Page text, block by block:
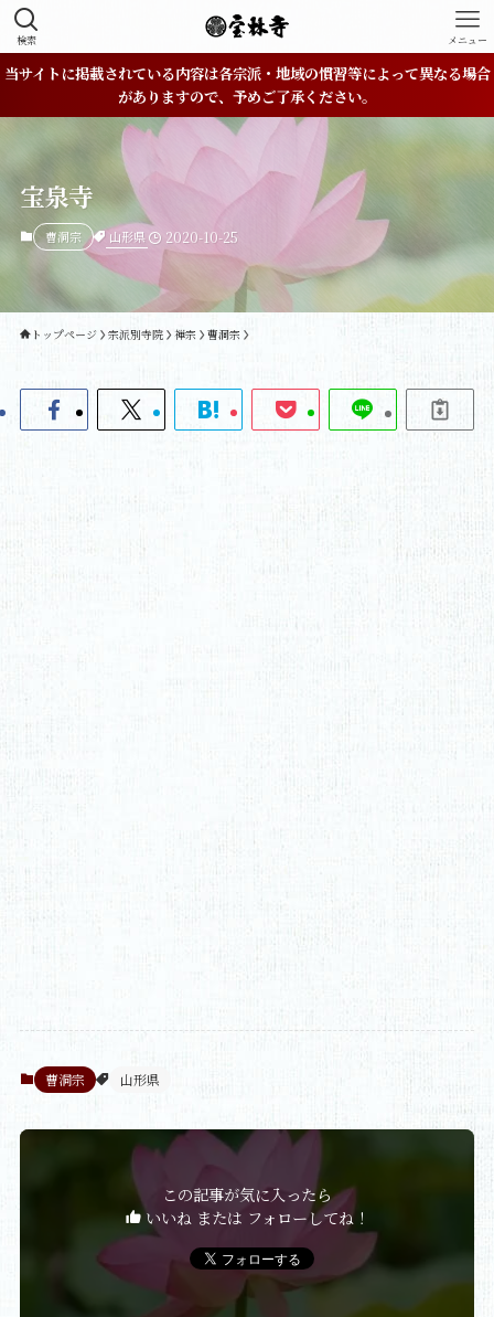
検索 メニュー
当サイトに掲載されている内容は各宗派・地域の慣習等によって異なる場合
がありますので、予めご了承ください。
宝泉寺
曹洞宗 山形県 2020-10-25
トップページ 宗派別寺院 禅宗 曹洞宗
曹洞宗 山形県
この記事が気に入ったら
いいね または フォローしてね！